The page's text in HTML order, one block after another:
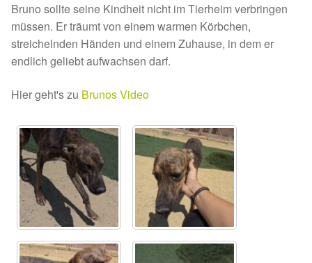
Mittelmeerkrankheiten
Leishmaniose
Zwingerhusten
Ablauf Adoption
Info Broschüre – SALVA Hundehilfe e.V.
Bruno sollte seine Kindheit nicht im Tierheim verbringen
müssen. Er träumt von einem warmen Körbchen,
streichelnden Händen und einem Zuhause, in dem er
endlich geliebt aufwachsen darf.
Hier geht's zu Brunos Video